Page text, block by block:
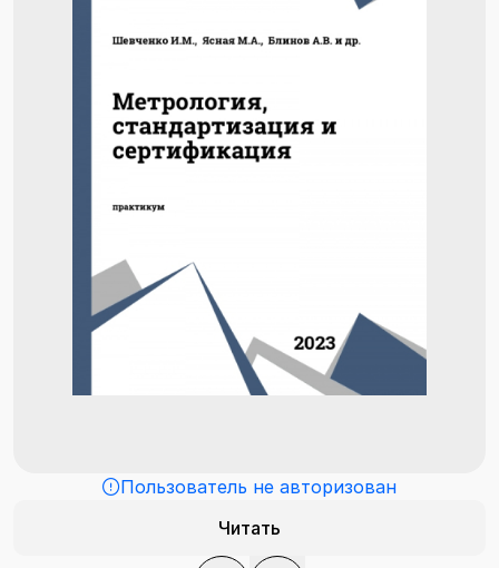
Пользователь не авторизован
Читать